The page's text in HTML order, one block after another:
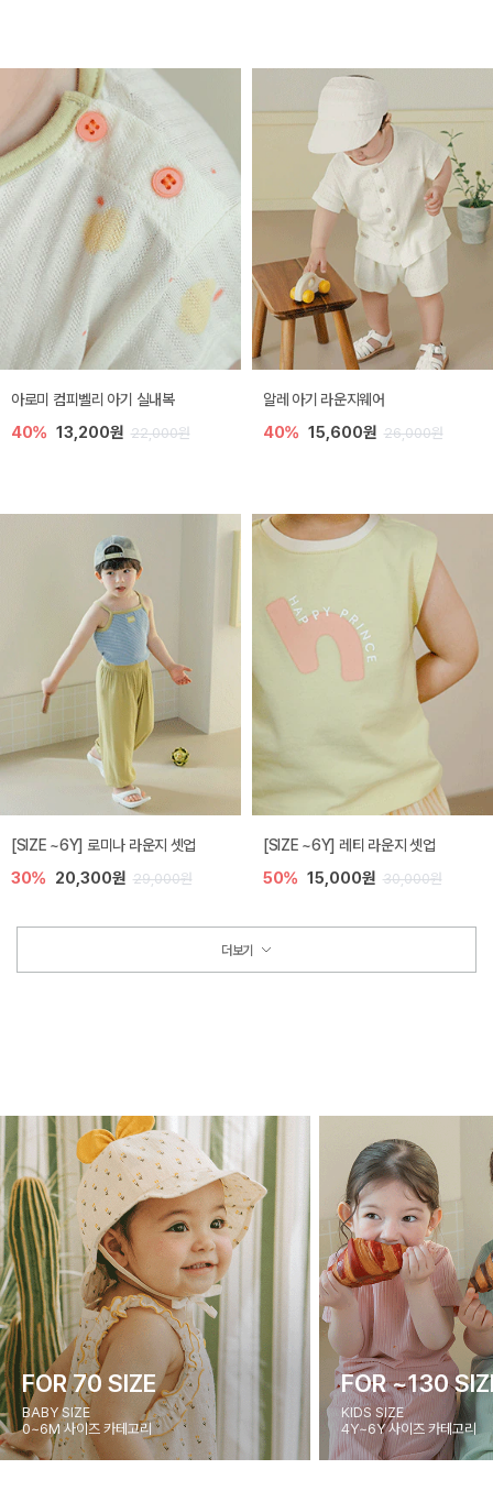
아로미 컴피벨리 아기 실내복
40% 13,200원 22,000원
알레 아기 라운지웨어
40% 15,600원 26,000원
[SIZE ~6Y] 로미나 라운지 셋업
30% 20,300원 29,000원
[SIZE ~6Y] 레티 라운지 셋업
50% 15,000원 30,000원
더보기
FOR 70 SIZE
BABY SIZE
0~6M 사이즈 카테고리
FOR ~130
KIDS SIZE
4Y~6Y 사이즈 카테고리